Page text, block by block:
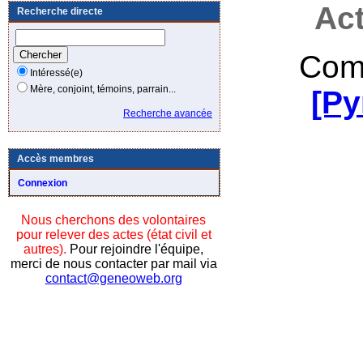
Recherche directe
Intéressé(e)
Mère, conjoint, témoins, parrain...
Recherche avancée
Accès membres
Connexion
Nous cherchons des volontaires
pour relever des actes (état civil et
autres). Pour rejoindre l'équipe,
merci de nous contacter par mail via
contact@geneoweb.org